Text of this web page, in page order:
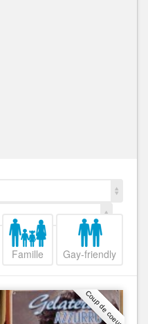
Famille Gay-friendly
Coup de coeur